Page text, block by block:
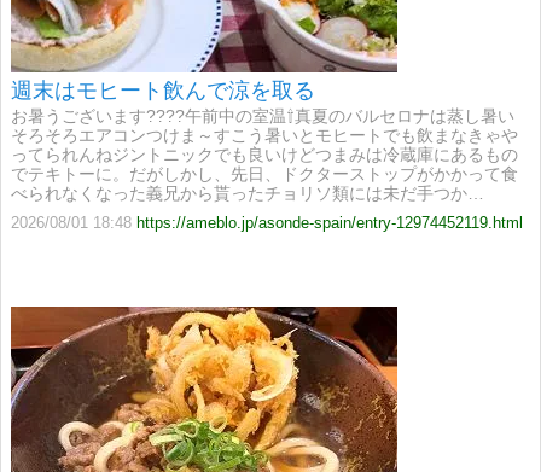
週末はモヒート飲んで涼を取る
お暑うございます????午前中の室温⇧真夏のバルセロナは蒸し暑い
そろそろエアコンつけま～すこう暑いとモヒートでも飲まなきゃや
ってられんねジントニックでも良いけどつまみは冷蔵庫にあるもの
でテキトーに。だがしかし、先日、ドクターストップがかかって食
べられなくなった義兄から貰ったチョリソ類には未だ手つか…
2026/08/01 18:48 https://ameblo.jp/asonde-spain/entry-12974452119.html